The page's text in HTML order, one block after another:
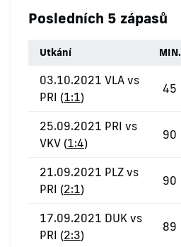
Posledních 5 zápasů
Utkání MIN.
03.10.2021 VLA vs
PRI (1:1)
45
25.09.2021 PRI vs
VKV (1:4)
90
21.09.2021 PLZ vs
PRI (2:1)
90
17.09.2021 DUK vs
PRI (2:3)
89